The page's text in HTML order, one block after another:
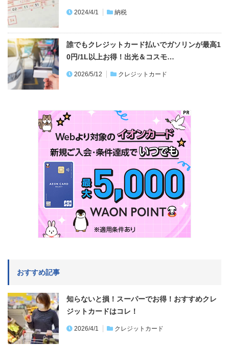
2024/4/1 納税
誰でもクレジットカード払いでガソリンが最高1
0円/1L以上お得！出光＆コスモ…
2026/5/12 クレジットカード
おすすめ記事
知らないと損！スーパーでお得！おすすめクレ
ジットカードはコレ！
2026/4/1 クレジットカード